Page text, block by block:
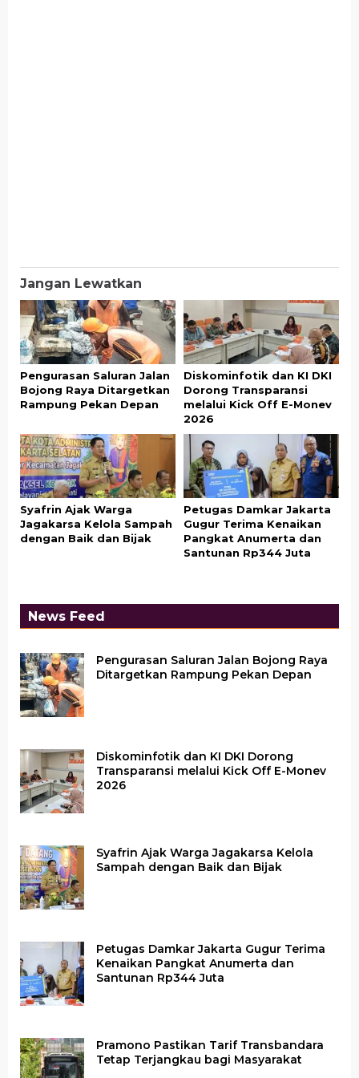
Jangan Lewatkan
Pengurasan Saluran Jalan
Bojong Raya Ditargetkan
Rampung Pekan Depan
Diskominfotik dan KI DKI
Dorong Transparansi
melalui Kick Off E-Monev
2026
Syafrin Ajak Warga
Jagakarsa Kelola Sampah
dengan Baik dan Bijak
Petugas Damkar Jakarta
Gugur Terima Kenaikan
Pangkat Anumerta dan
Santunan Rp344 Juta
News Feed
Pengurasan Saluran Jalan Bojong Raya
Ditargetkan Rampung Pekan Depan
Diskominfotik dan KI DKI Dorong
Transparansi melalui Kick Off E-Monev
2026
Syafrin Ajak Warga Jagakarsa Kelola
Sampah dengan Baik dan Bijak
Petugas Damkar Jakarta Gugur Terima
Kenaikan Pangkat Anumerta dan
Santunan Rp344 Juta
Pramono Pastikan Tarif Transbandara
Tetap Terjangkau bagi Masyarakat